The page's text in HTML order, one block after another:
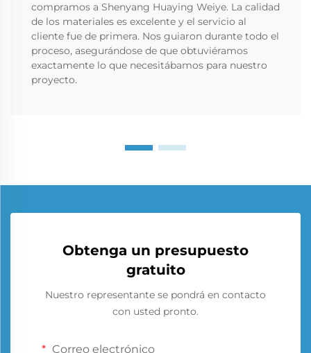
compramos a Shenyang Huaying Weiye. La calidad
de los materiales es excelente y el servicio al
cliente fue de primera. Nos guiaron durante todo el
proceso, asegurándose de que obtuviéramos
exactamente lo que necesitábamos para nuestro
proyecto.
Obtenga un presupuesto
gratuito
Nuestro representante se pondrá en contacto
con usted pronto.
Correo electrónico